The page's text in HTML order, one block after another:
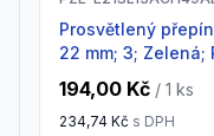
Prosvětlený přepínač_Krátká páka; Průměr otvoru
22 mm; 3; Zelená;
194,00 Kč / 1 ks
234,74 Kč s DPH